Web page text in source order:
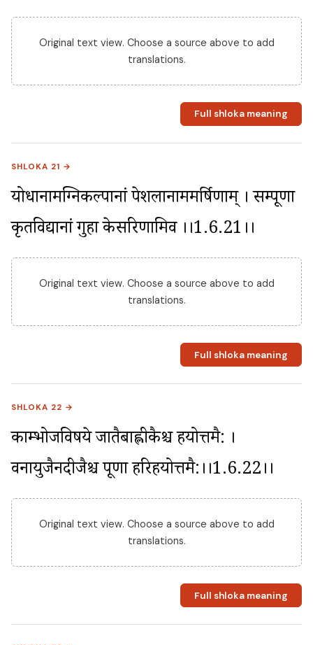
Original text view. Choose a source above to add
translations.
Full shloka meaning
SHLOKA 21 →
योधानामग्निकल्पानां पेशलानाममर्षिणाम् । सम्पूर्णा
कृतविद्यानां गुहा केसरिणामिव ।।1.6.21।।
Original text view. Choose a source above to add
translations.
Full shloka meaning
SHLOKA 22 →
काम्भोजविषये जातैर्बाह्लीकैश्च हयोत्तमै: ।
वनायुजैर्नदीजैश्च पूर्णा हरिहयोत्तमै:।।1.6.22।।
Original text view. Choose a source above to add
translations.
Full shloka meaning